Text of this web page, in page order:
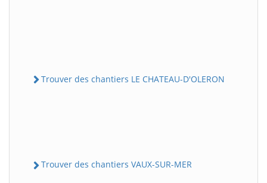
Trouver des chantiers LE CHATEAU-D'OLERON
Trouver des chantiers VAUX-SUR-MER